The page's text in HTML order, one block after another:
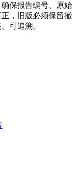
保报告编号、原始
，旧版必须保留撤
可追溯。